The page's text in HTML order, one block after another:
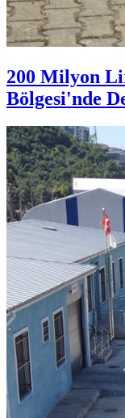
200 Milyon
Bölgesi'nde